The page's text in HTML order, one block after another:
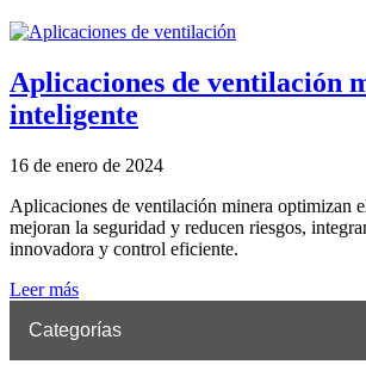
Aplicaciones de ventilación
inteligente
16 de enero de 2024
Aplicaciones de ventilación minera optimizan
mejoran la seguridad y reducen riesgos,
innovadora y control eficiente.
Leer más
Categorías